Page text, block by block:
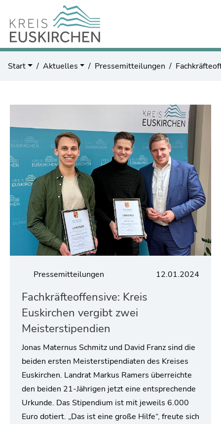
Start Aktuelles Pressemitteilungen
Pressemitteilungen 12.01.2024
Fachkräfteoffensive: Kreis
Euskirchen vergibt zwei
Meisterstipendien
Jonas Maternus Schmitz und David Franz sind die
beiden ersten Meisterstipendiaten des Kreises
Euskirchen. Landrat Markus Ramers überreichte
den beiden 21-Jährigen jetzt eine entsprechende
Urkunde. Das Stipendium ist mit jeweils 6.000
Euro dotiert. „Das ist eine große Hilfe“, freute sich